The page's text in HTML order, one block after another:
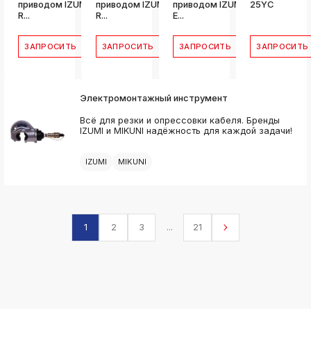
приводом IZUMI
R...
ЗАПРОСИТЬ
приводом IZUMI
R...
ЗАПРОСИТЬ
приводом IZUMI
E...
ЗАПРОСИТЬ
25YC
ЗАПРОСИТЬ
Электромонтажный инструмент
Всё для резки и опрессовки кабеля. Бренды
IZUMI и MIKUNI надёжность для каждой задачи!
IZUMI MIKUNI
1 2 3 ... 21